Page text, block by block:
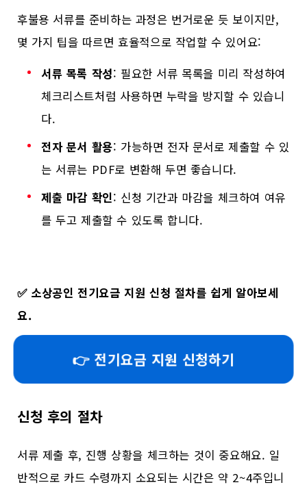
후불용 서류를 준비하는 과정은 번거로운 듯 보이지만,
몇 가지 팁을 따르면 효율적으로 작업할 수 있어요:
서류 목록 작성: 필요한 서류 목록을 미리 작성하여
체크리스트처럼 사용하면 누락을 방지할 수 있습니
다.
전자 문서 활용: 가능하면 전자 문서로 제출할 수 있
는 서류는 PDF로 변환해 두면 좋습니다.
제출 마감 확인: 신청 기간과 마감을 체크하여 여유
를 두고 제출할 수 있도록 합니다.
✅ 소상공인 전기요금 지원 신청 절차를 쉽게 알아보세
요.
👉 전기요금 지원 신청하기
신청 후의 절차
서류 제출 후, 진행 상황을 체크하는 것이 중요해요. 일
반적으로 카드 수령까지 소요되는 시간은 약 2~4주입니